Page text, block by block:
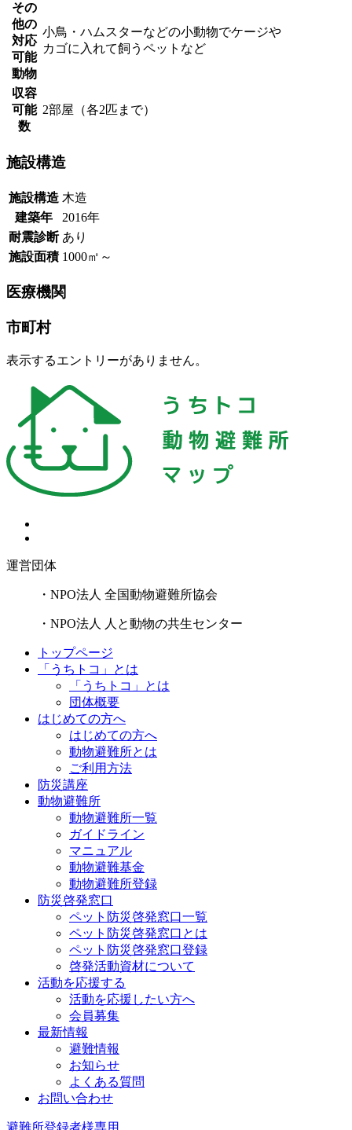
その
他の
対応
可能
動物
小鳥・ハムスターなどの小動物でケージや
カゴに入れて飼うペットなど
収容
可能
数
2部屋（各2匹まで）
施設構造
施設構造 木造
建築年
2016年
耐震診断 あり
施設面積 1000㎡～
医療機関
市町村
表示するエントリーがありません。
運営団体
・NPO法人 全国動物避難所協会
・NPO法人 人と動物の共生センター
トップページ
「うちトコ」とは
「うちトコ」とは
団体概要
はじめての方へ
はじめての方へ
動物避難所とは
ご利用方法
防災講座
動物避難所
動物避難所一覧
ガイドライン
マニュアル
動物避難基金
動物避難所登録
防災啓発窓口
ペット防災啓発窓口一覧
ペット防災啓発窓口とは
ペット防災啓発窓口登録
啓発活動資材について
活動を応援する
活動を応援したい方へ
会員募集
最新情報
避難情報
お知らせ
よくある質問
お問い合わせ